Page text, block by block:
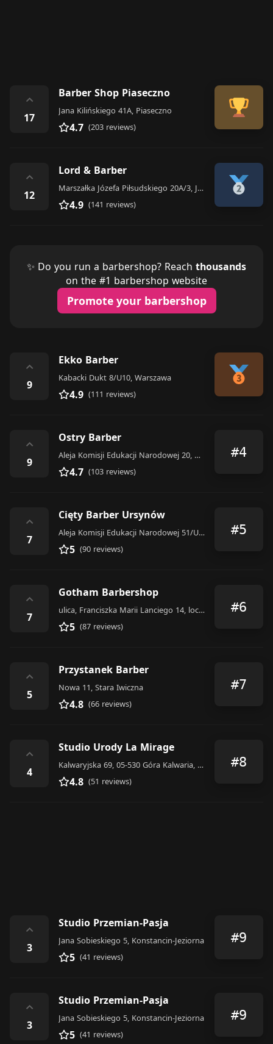
⌃
17
Barber Shop Piaseczno
Jana Kilińskiego 41A, Piaseczno
4.7 (203 reviews)
⌃
12
Lord & Barber
Marszałka Józefa Piłsudskiego 20A/3, Józefów
4.9 (141 reviews)
✨ Do you run a barbershop? Reach thousands
on the #1 barbershop website
Promote your barbershop
⌃
9
Ekko Barber
Kabacki Dukt 8/U10, Warszawa
4.9 (111 reviews)
⌃
9
Ostry Barber
Aleja Komisji Edukacji Narodowej 20, Warszawa
4.7 (103 reviews)
#4
⌃
7
Cięty Barber Ursynów
Aleja Komisji Edukacji Narodowej 51/U10, Warszawa
5 (90 reviews)
#5
⌃
7
Gotham Barbershop
ulica, Franciszka Marii Lanciego 14, loc157
5 (87 reviews)
#6
⌃
5
Przystanek Barber
Nowa 11, Stara Iwiczna
4.8 (66 reviews)
#7
⌃
4
Studio Urody La Mirage
Kalwaryjska 69, 05-530 Góra Kalwaria, Poland
4.8 (51 reviews)
#8
⌃
3
Studio Przemian-Pasja
Jana Sobieskiego 5, Konstancin-Jeziorna
5 (41 reviews)
#9
⌃
3
Studio Przemian-Pasja
Jana Sobieskiego 5, Konstancin-Jeziorna
5 (41 reviews)
#9